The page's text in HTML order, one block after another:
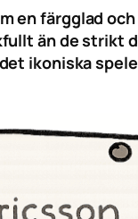
en färgglad
än de
ikoniska